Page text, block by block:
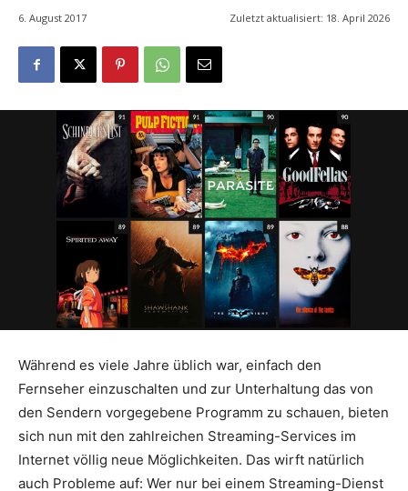
6. August 2017 Zuletzt aktualisiert: 18. April 2026
Während es viele Jahre üblich war, einfach den
Fernseher einzuschalten und zur Unterhaltung das von
den Sendern vorgegebene Programm zu schauen, bieten
sich nun mit den zahlreichen Streaming-Services im
Internet völlig neue Möglichkeiten. Das wirft natürlich
auch Probleme auf: Wer nur bei einem Streaming-Dienst